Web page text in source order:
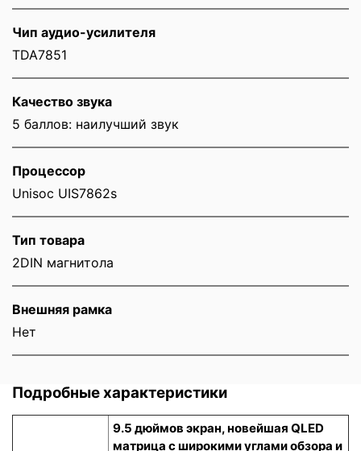
Чип аудио-усилителя
TDA7851
Качество звука
5 баллов: наилучший звук
Процессор
Unisoc UIS7862s
Тип товара
2DIN магнитола
Внешняя рамка
Нет
Подробные характеристики
9.5 дюймов экран, новейшая QLED
матрица с широкими углами обзора и